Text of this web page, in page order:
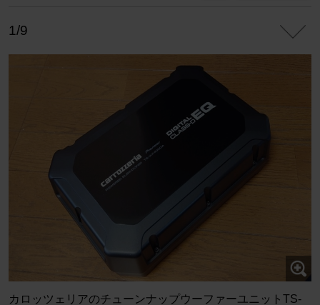
1/9
カロッツェリアのチューンナップウーファーユニットTS-